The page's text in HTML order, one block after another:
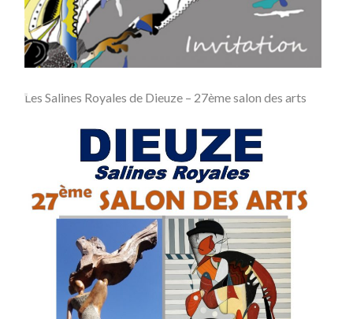
Les Salines Royales de Dieuze – 27ème salon des arts